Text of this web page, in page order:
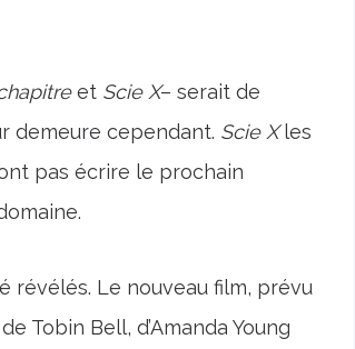
et Scie X– serait de
demeure cependant. Scie Xles
pas écrire le prochain
révélés. Le nouveau film, prévu
Tobin Bell, d’Amanda Young